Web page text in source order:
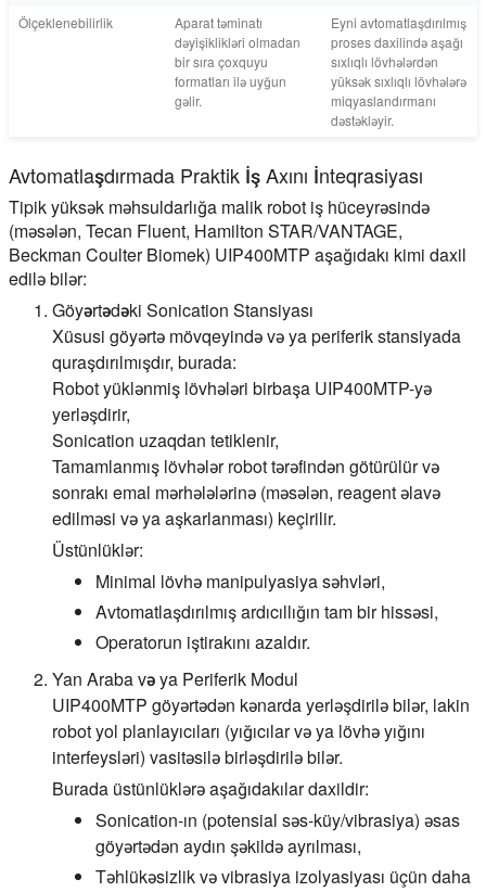
Ölçeklenebilirlik
Aparat təminatı
dəyişiklikləri olmadan
bir sıra çoxquyu
formatları ilə uyğun
gəlir.
Eyni avtomatlaşdırılmış
proses daxilində aşağı
sıxlıqlı lövhələrdən
yüksək sıxlıqlı lövhələrə
miqyaslandırmanı
dəstəkləyir.
Avtomatlaşdırmada Praktik İş Axını İnteqrasiyası
Tipik yüksək məhsuldarlığa malik robot iş hüceyrəsində
(məsələn, Tecan Fluent, Hamilton STAR/VANTAGE,
Beckman Coulter Biomek) UIP400MTP aşağıdakı kimi daxil
edilə bilər:
Göyərtədəki Sonication Stansiyası
Xüsusi göyərtə mövqeyində və ya periferik stansiyada
quraşdırılmışdır, burada:
Robot yüklənmiş lövhələri birbaşa UIP400MTP-yə
yerləşdirir,
Sonication uzaqdan tetiklenir,
Tamamlanmış lövhələr robot tərəfindən götürülür və
sonrakı emal mərhələlərinə (məsələn, reagent əlavə
edilməsi və ya aşkarlanması) keçirilir.
Üstünlüklər:
Minimal lövhə manipulyasiya səhvləri,
Avtomatlaşdırılmış ardıcıllığın tam bir hissəsi,
Operatorun iştirakını azaldır.
Yan Araba və ya Periferik Modul
UIP400MTP göyərtədən kənarda yerləşdirilə bilər, lakin
robot yol planlayıcıları (yığıcılar və ya lövhə yığını
interfeysləri) vasitəsilə birləşdirilə bilər.
Burada üstünlüklərə aşağıdakılar daxildir:
Sonication-ın (potensial səs-küy/vibrasiya) əsas
göyərtədən aydın şəkildə ayrılması,
Təhlükəsizlik və vibrasiya izolyasiyası üçün daha